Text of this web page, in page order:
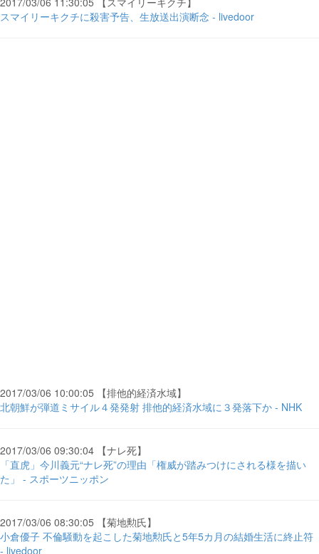
スマイリーキクチに殺害予告、生放送出演断念 - livedoor
2017/03/06 10:00:05 【排他的経済水域】
北朝鮮が弾道ミサイル４発発射 排他的経済水域に３発落下か - NHK
2017/03/06 09:30:04 【ナレ死】
「直虎」今川義元“ナレ死”の理由「権威が踏みつけにされる様を描い
た」 - スポーツニッポン
2017/03/06 08:30:05 【菊地勲氏】
小倉優子 不倫騒動を起こした菊地勲氏と5年5カ月の結婚生活に終止符
- livedoor